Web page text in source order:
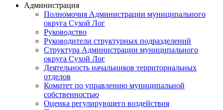
Администрация
Полномочия Администрации муниципального
округа Сухой Лог
Руководство
Руководители структурных подразделений
Структура Администрации муниципального
округа Сухой Лог
Деятельность начальников территориальных
отделов
Комитет по управлению муниципальной
собственностью
Оценка регулирующего воздействия